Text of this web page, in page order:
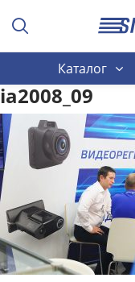
Каталог
ia2008_09